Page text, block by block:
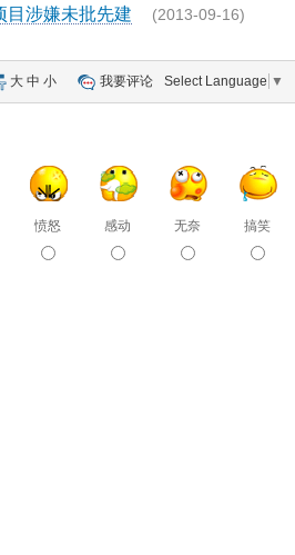
目涉嫌未批先建 (2013-09-16)
大 中 小 我要评论 Select Language ▼
愤怒 感动 无奈 搞笑